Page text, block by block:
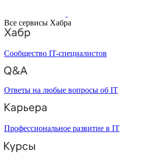
Все сервисы Хабра
Сообщество IT-специалистов
Ответы на любые вопросы об IT
Профессиональное развитие в IT